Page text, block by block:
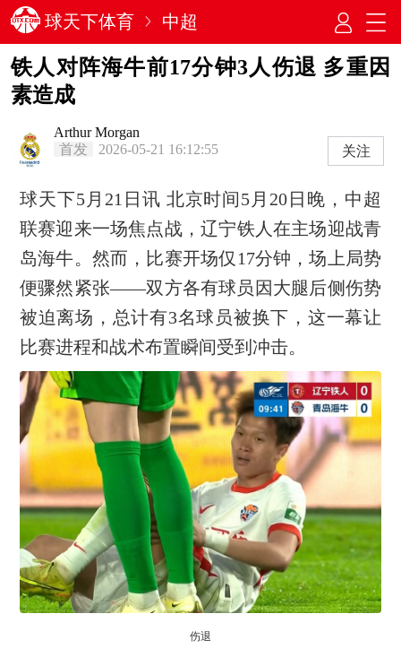
球天下体育 中超
铁人对阵海牛前17分钟3人伤退 多重因
素造成
Arthur Morgan
首发
2026-05-21 16:12:55 关注
球天下5月21日讯 北京时间5月20日晚，中超
联赛迎来一场焦点战，辽宁铁人在主场迎战青
岛海牛。然而，比赛开场仅17分钟，场上局势
便骤然紧张——双方各有球员因大腿后侧伤势
被迫离场，总计有3名球员被换下，这一幕让
比赛进程和战术布置瞬间受到冲击。
伤退